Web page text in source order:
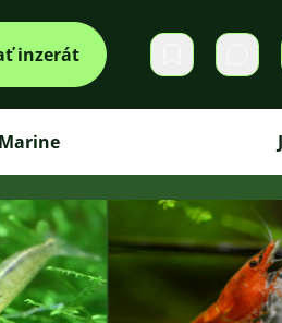
inzerát
Marine